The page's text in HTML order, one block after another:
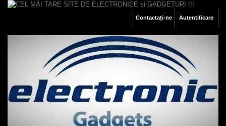
Autentificare
Contactați-ne